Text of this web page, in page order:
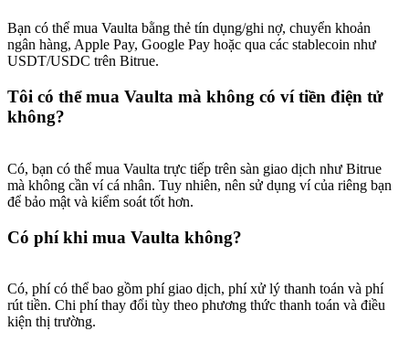
Bạn có thể mua Vaulta bằng thẻ tín dụng/ghi nợ, chuyển khoản
ngân hàng, Apple Pay, Google Pay hoặc qua các stablecoin như
USDT/USDC trên Bitrue.
Tôi có thể mua Vaulta mà không có ví tiền điện tử
không?
Có, bạn có thể mua Vaulta trực tiếp trên sàn giao dịch như Bitrue
mà không cần ví cá nhân. Tuy nhiên, nên sử dụng ví của riêng bạn
để bảo mật và kiểm soát tốt hơn.
Có phí khi mua Vaulta không?
Có, phí có thể bao gồm phí giao dịch, phí xử lý thanh toán và phí
rút tiền. Chi phí thay đổi tùy theo phương thức thanh toán và điều
kiện thị trường.